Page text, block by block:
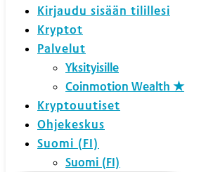
Kirjaudu sisään tilillesi
Kryptot
Palvelut
Yksityisille
Coinmotion Wealth ★
Kryptouutiset
Ohjekeskus
Suomi (FI)
Suomi (FI)